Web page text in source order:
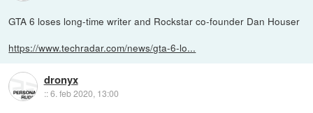
GTA 6 loses long-time writer and Rockstar co-founder Dan Houser
https://www.techradar.com/news/gta-6-lo...
dronyx
::6. feb 2020, 13:00